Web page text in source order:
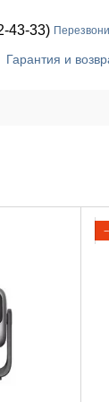
43-33)
Гарантия и